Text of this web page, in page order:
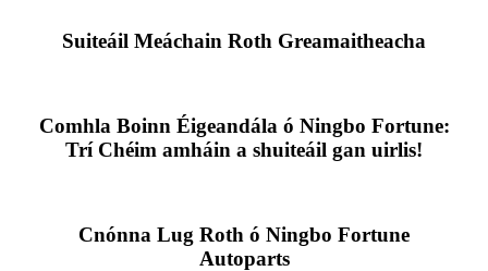
Suiteáil Meáchain Roth Greamaitheacha
Comhla Boinn Éigeandála ó Ningbo Fortune:
Trí Chéim amháin a shuiteáil gan uirlis!
Cnónna Lug Roth ó Ningbo Fortune
Autoparts